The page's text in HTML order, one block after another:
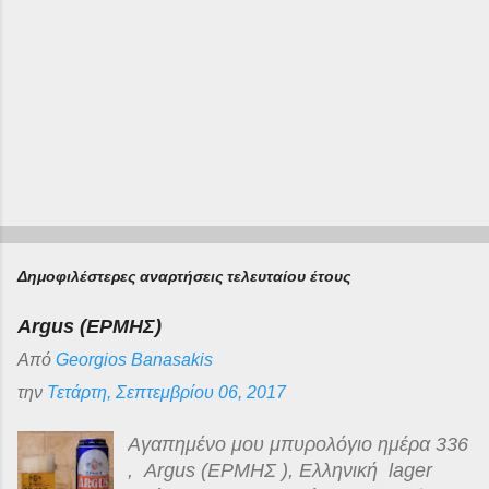
Δημοφιλέστερες αναρτήσεις τελευταίου έτους
Argus (ΕΡΜΗΣ)
Από Georgios Banasakis
την Τετάρτη, Σεπτεμβρίου 06, 2017
Αγαπημένο μου μπυρολόγιο ημέρα 336
, Argus (ΕΡΜΗΣ ), Ελληνική lager